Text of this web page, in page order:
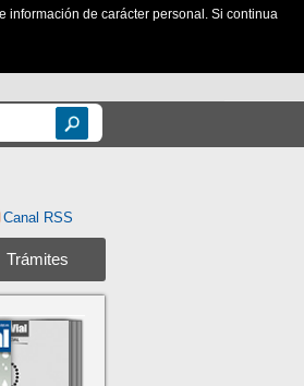
información de carácter personal. Si continua
Canal RSS
Trámites